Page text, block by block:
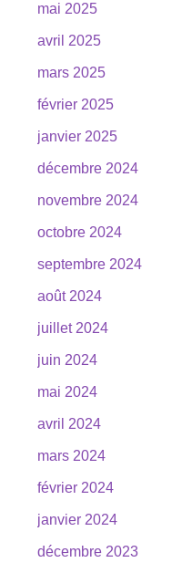
mai 2025
avril 2025
mars 2025
février 2025
janvier 2025
décembre 2024
novembre 2024
octobre 2024
septembre 2024
août 2024
juillet 2024
juin 2024
mai 2024
avril 2024
mars 2024
février 2024
janvier 2024
décembre 2023